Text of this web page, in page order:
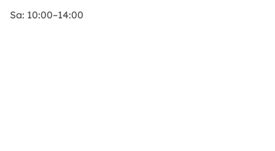
Sa: 10:00–14:00